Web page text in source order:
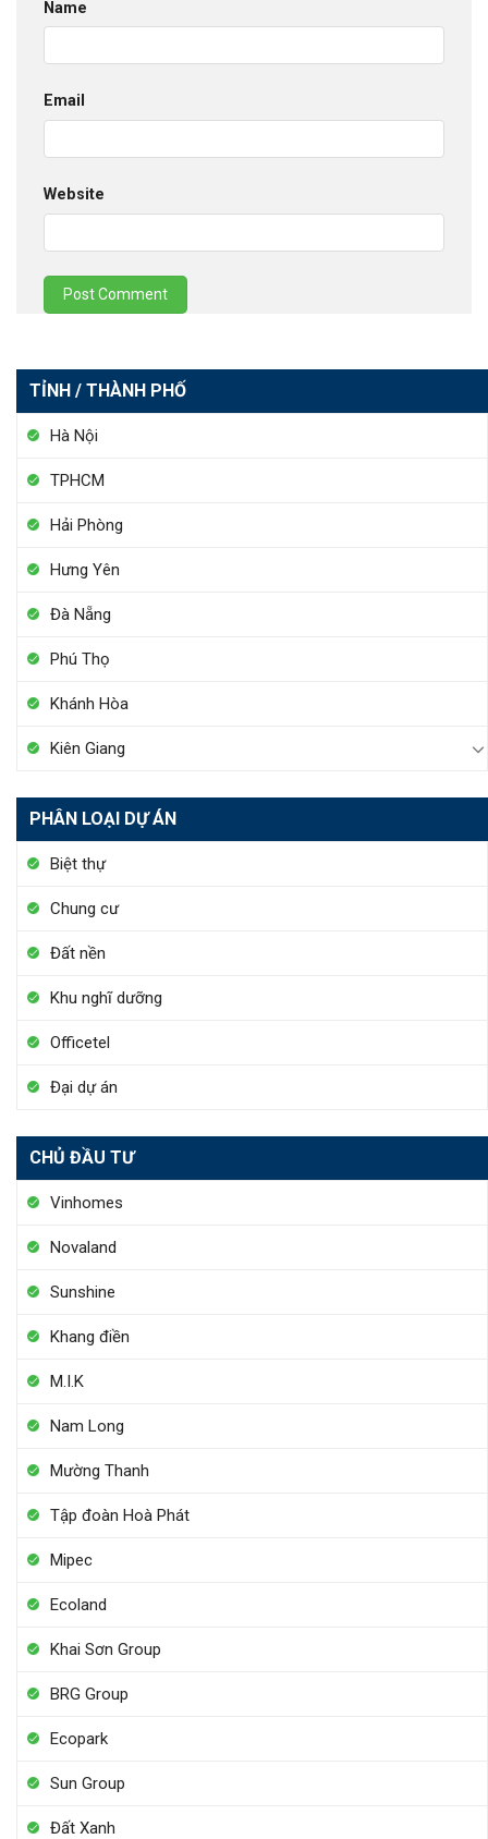
TỈNH / THÀNH PHỐ
Hà Nội
TPHCM
Hải Phòng
Hưng Yên
Đà Nẵng
Phú Thọ
Khánh Hòa
Kiên Giang
PHÂN LOẠI DỰ ÁN
Biệt thự
Chung cư
Đất nền
Khu nghĩ dưỡng
Officetel
Đại dự án
CHỦ ĐẦU TƯ
Vinhomes
Novaland
Sunshine
Khang điền
M.I.K
Nam Long
Mường Thanh
Tập đoàn Hoà Phát
Mipec
Ecoland
Khai Sơn Group
BRG Group
Ecopark
Sun Group
Đất Xanh
Name
Email
Website